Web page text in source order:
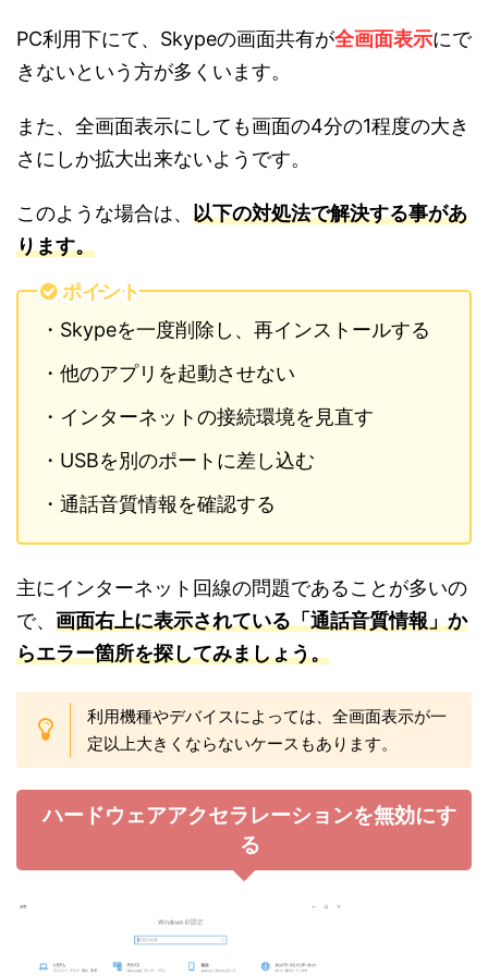
PC利用下にて、Skypeの画面共有が全画面表示にで
きないという方が多くいます。
また、全画面表示にしても画面の4分の1程度の大き
さにしか拡大出来ないようです。
このような場合は、 以下の対処法で解決する事があ
ります。
ポイント
・Skypeを一度削除し、再インストールする
・他のアプリを起動させない
・インターネットの接続環境を見直す
・USBを別のポートに差し込む
・通話音質情報を確認する
主にインターネット回線の問題であることが多いの
で、 画面右上に表示されている「通話音質情報」か
らエラー箇所を探してみましょう。
利用機種やデバイスによっては、全画面表示が一
定以上大きくならないケースもあります。
ハードウェアアクセラレーションを無効にす
る